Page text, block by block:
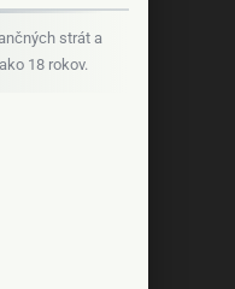
strát a
18 rokov.